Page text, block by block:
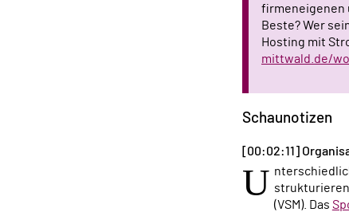
firmeneigenen
Beste? Wer
Hosting mit
mittwald.de/
Schaunotizen
[00:02:11]
U
(VSM). Das